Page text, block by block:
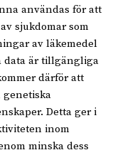
användas för att
sjukdomar som
av läkemedel
data är tillgängliga
därför att
genetiska
Detta ger i
inom
minska dess